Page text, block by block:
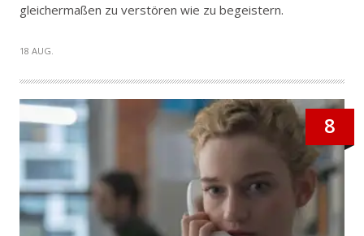
gleichermaßen zu verstören wie zu begeistern.
18 AUG.
8